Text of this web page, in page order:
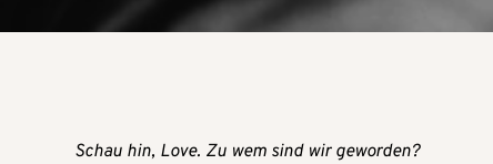
Schau hin, Love. Zu wem sind wir geworden?